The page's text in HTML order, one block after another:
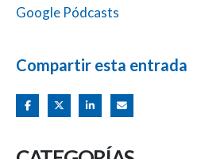
Google Pódcasts
Compartir esta entrada